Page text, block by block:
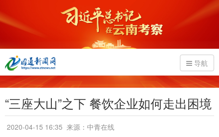
导航
“三座大山”之下 餐饮企业如何走出困境
2020-04-15 16:35 来源：中青在线